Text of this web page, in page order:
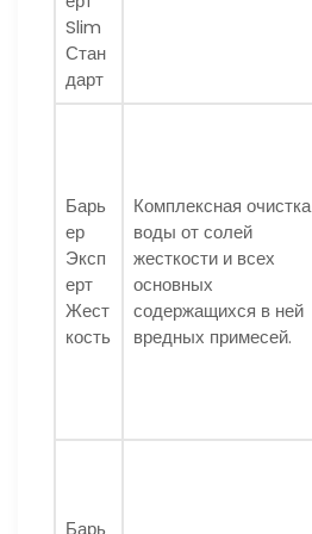
Slim
Стан
дарт
Барь
ер
Эксп
ерт
Жест
кость
Комплексная очистка
воды от солей
жесткости и всех
основных
содержащихся в ней
вредных примесей.
Барь